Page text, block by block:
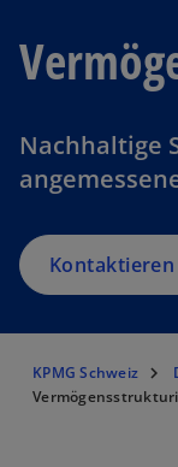
Nachhaltige
KPMG Schweiz